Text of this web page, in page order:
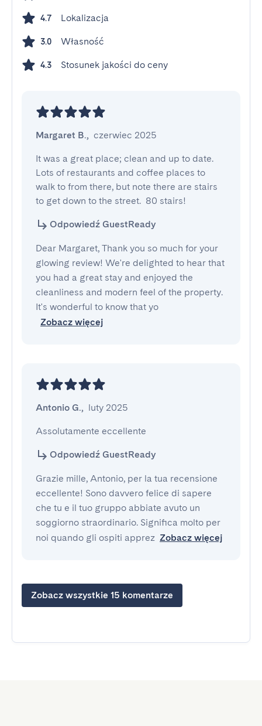
4.7 Lokalizacja
3.0 Własność
4.3 Stosunek jakości do ceny
Margaret B., czerwiec 2025
It was a great place; clean and up to date.
Lots of restaurants and coffee places to
walk to from there, but note there are stairs
to get down to the street.  80 stairs!
Odpowiedź GuestReady
Dear Margaret, Thank you so much for your
glowing review! We're delighted to hear that
you had a great stay and enjoyed the
cleanliness and modern feel of the property.
It's wonderful to know that yo
Zobacz więcej
Antonio G., luty 2025
Assolutamente eccellente
Odpowiedź GuestReady
Grazie mille, Antonio, per la tua recensione
eccellente! Sono davvero felice di sapere
che tu e il tuo gruppo abbiate avuto un
soggiorno straordinario. Significa molto per
noi quando gli ospiti apprez Zobacz więcej
Zobacz wszystkie 15 komentarze